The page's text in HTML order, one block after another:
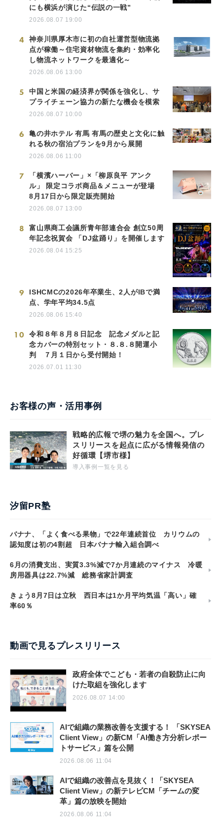
にも横浜が演じた“伝説の一戦”
2026.08.07 19:00
4
神奈川県厚木市に初の自社運営型物流拠
点が稼働～住宅資材物流を集約・効率化
し物流ネットワークを最適化～
2026.08.06 13:00
5
中国と米国の経済界が関係を強化し、サ
プライチェーン協力の新たな機会を模索
2026.08.07 10:00
6
亀の井ホテル 有馬 有馬の歴史と文化に触
れる秋の宿泊プランを9月から展開
2026.08.06 11:00
7
「横濱ハーバー」×「柳原良平 アンク
ル」 限定コラボ商品＆メニューが登場
8月17日から限定販売開始
2026.08.07 13:00
8
富山県商工会議所青年部連合会 創立50周
年記念祝賀会 「DJ盆踊り」を開催します
2026.08.04 15:25
9
ISHCMCの2026年卒業生、2人がIBで満
点、学年平均34.5点
2026.08.06 15:40
10
令和８年８月８日記念 記念メダルと記
念カバーの特別セット・８.８.８開運小
判 ７月１日から受付開始！
2026.07.01 11:30
お客様の声・活用事例
戦略的広報で堺の魅力を全国へ。プレ
スリリースを起点に広がる情報発信の
好循環【堺市様】
導入事例一覧を見る
汐留PR塾
バナナ、「よく食べる果物」で22年連続首位 カリウムの
認知度は初の4割超 日本バナナ輸入組合調べ
6月の消費支出、実質3.3%減で7か月連続のマイナス 冷暖
房用器具は22.7%減 総務省家計調査
きょう8月7日は立秋 西日本は1か月平均気温「高い」確
率60％
動画で見るプレスリリース
政府全体でこども・若者の自殺防止に向
けた取組を強化します
2026.08.07 14:00
AIで組織の業務改善を支援する！ 「SKYSEA
Client View」の新CM「AI働き方分析レポー
トサービス」篇を公開
2026.08.06 11:04
AIで組織の改善点を見抜く！「SKYSEA
Client View」の新テレビCM「チームの変
革」篇の放映を開始
2026.08.06 11:04